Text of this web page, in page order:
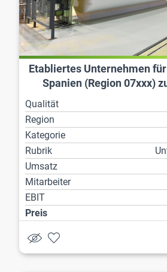
Etabliertes Unternehmen
Spanien (Region 07xxx)
Qualität
Region
Kategorie
Rubrik
Umsatz
Mitarbeiter
EBIT
Preis